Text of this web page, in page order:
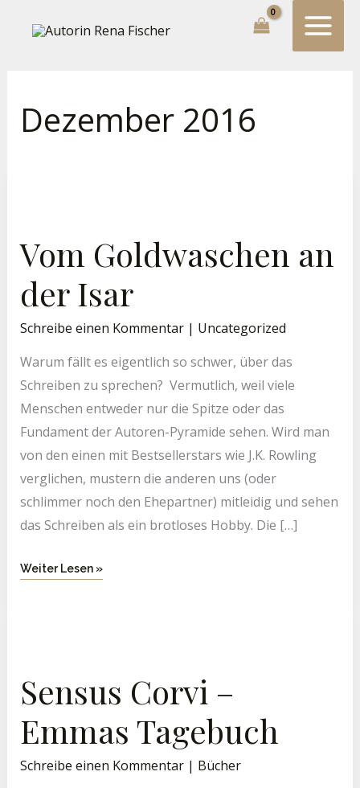
Inhalt
Dezember 2016
Vom Goldwaschen an
der Isar
Schreibe einen Kommentar | Uncategorized
Warum fällt es eigentlich so schwer, über das
Schreiben zu sprechen? Vermutlich, weil viele
Menschen entweder nur die Spitze oder das
Fundament der Autoren-Pyramide sehen. Wird man
von den einen mit Bestsellerstars wie J.K. Rowling
verglichen, mustern die anderen uns (oder
schlimmer noch den Ehepartner) mitleidig und sehen
das Schreiben als ein brotloses Hobby. Die […]
Weiter Lesen »
Sensus Corvi –
Emmas Tagebuch
Schreibe einen Kommentar | Bücher